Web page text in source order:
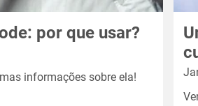
por que usar?
informações sobre ela!